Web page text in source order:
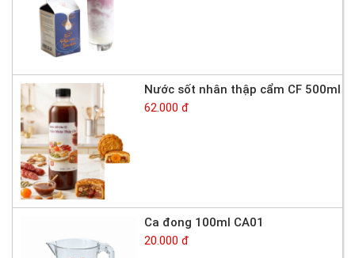
Nước sốt nhân thập cẩm CF 500ml
62.000 đ
Ca đong 100ml CA01
20.000 đ